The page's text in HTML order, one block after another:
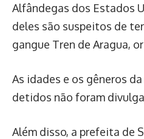
Alfândegas dos Estados
deles são suspeitos de
gangue Tren de Aragua,
As idades e os gêneros
detidos não foram
Além disso, a prefeita de